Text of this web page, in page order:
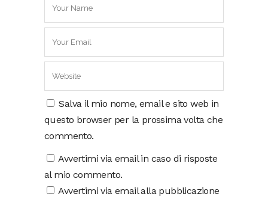
Salva il mio nome, email e sito web in
questo browser per la prossima volta che
commento.
Avvertimi via email in caso di risposte
al mio commento.
Avvertimi via email alla pubblicazione